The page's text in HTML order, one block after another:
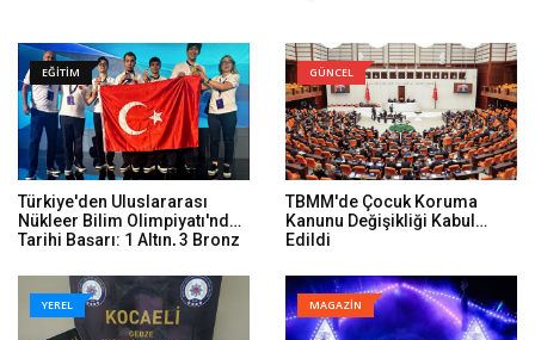
EĞİTİM
Türkiye'den Uluslararası
Nükleer Bilim Olimpiyatı'nda
Tarihi Başarı: 1 Altın, 3 Bronz
GÜNCEL
TBMM'de Çocuk Koruma
Kanunu Değişikliği Kabul
Edildi
YEREL MAGAZİN